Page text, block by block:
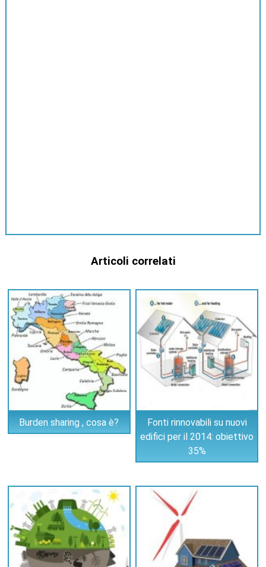
Articoli correlati
Burden sharing , cosa è?
Fonti rinnovabili su nuovi
edifici per il 2014: obiettivo
35%